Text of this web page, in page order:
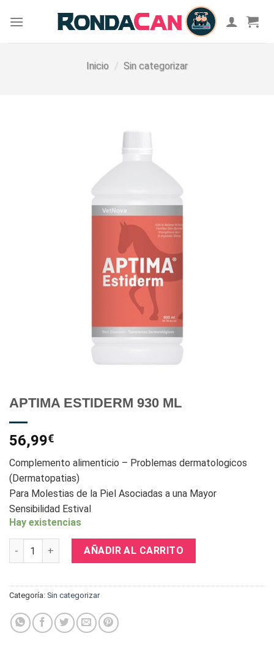
Inicio / Sin categorizar
APTIMA ESTIDERM 930 ML
56,99€
Complemento alimenticio – Problemas dermatologicos
(Dermatopatias)
Para Molestias de la Piel Asociadas a una Mayor
Sensibilidad Estival
Hay existencias
APTIMA ESTIDERM 930 ML cantidad
AÑADIR AL CARRITO
Categoría: Sin categorizar